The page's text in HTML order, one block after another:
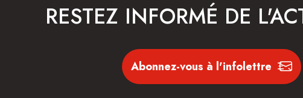
RESTEZ INFORMÉ DE
Abonnez-vous à l'infolettre